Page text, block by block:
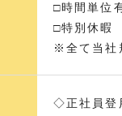
□時間単位
□特別休
※全て当社
◇正社員登